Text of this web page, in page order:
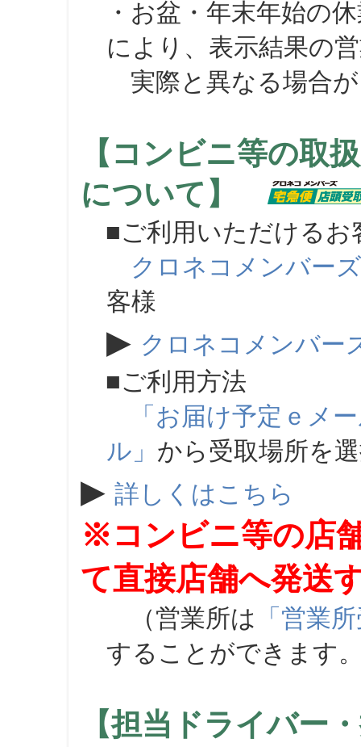
・お盆・年末年始の
により、表示結果の
実際と異なる場合が
【コンビニ等の取
について】
■ご利用いただけるお
クロネコメンバーズ
客様
▶ クロネコメンバー
■ご利用方法
「お届け予定ｅメ
ル」 から受取場所を
▶ 詳しくはこちら
※コンビニ等の店
て直接店舗へ発送
（営業所は 「営業
することができます
【担当ドライバー